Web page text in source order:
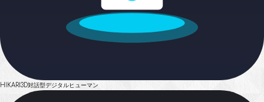
HIKARI 3D対話型デジタルヒューマン